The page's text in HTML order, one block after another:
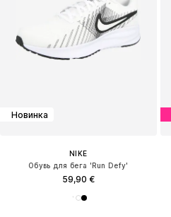
Новинка
NIKE
Обувь для бега 'Run Defy'
59,90 €